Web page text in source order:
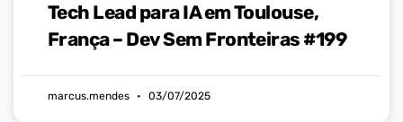
Tech Lead para IA em Toulouse,
França – Dev Sem Fronteiras #199
marcus.mendes 03/07/2025